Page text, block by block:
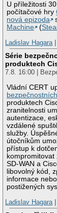
U příležitosti
počítačové hry
nová epizoda
Machine
(
Ladislav Hagara
Série
produktech
7.8. 16:00 |
Vládní CERT
produktech
zranitelnosti
autentizace,
vzdálené
služby.
útočníkům
přístup k
SD-WAN a
libovolný kód,
informace
postižených
Ladislav Hagara